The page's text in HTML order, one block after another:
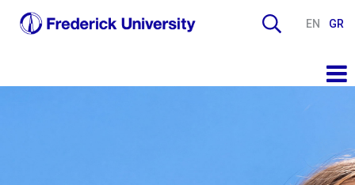
EN GR